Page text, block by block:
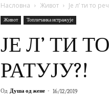
Насловна Живот Је л’ ти то
Живот Топличанка истражује
ЈЕ Л’ ТИ
РАТУЈУ?!
Од Душа од жене - 16/12/2019